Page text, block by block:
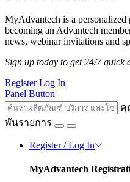
MyAdvantech is a
becoming an Advantech
news, webinar invitations and
Sign up today to get 24/7 quick
Register Log In
Panel Button
คุ
พันรายการ
Register / Log In
MyAdvantech